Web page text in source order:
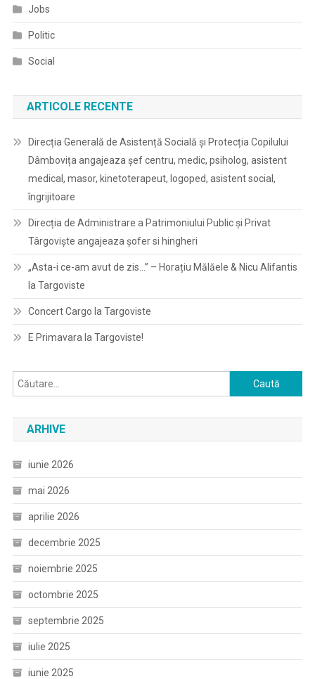
Jobs
Politic
Social
ARTICOLE RECENTE
Direcția Generală de Asistență Socială și Protecția Copilului
Dâmbovița angajeaza șef centru, medic, psiholog, asistent
medical, masor, kinetoterapeut, logoped, asistent social,
îngrijitoare
Direcția de Administrare a Patrimoniului Public și Privat
Târgoviște angajeaza șofer si hingheri
„Asta-i ce-am avut de zis…” – Horațiu Mălăele & Nicu Alifantis
la Targoviste
Concert Cargo la Targoviste
E Primavara la Targoviste!
Caută
după:
ARHIVE
iunie 2026
mai 2026
aprilie 2026
decembrie 2025
noiembrie 2025
octombrie 2025
septembrie 2025
iulie 2025
iunie 2025